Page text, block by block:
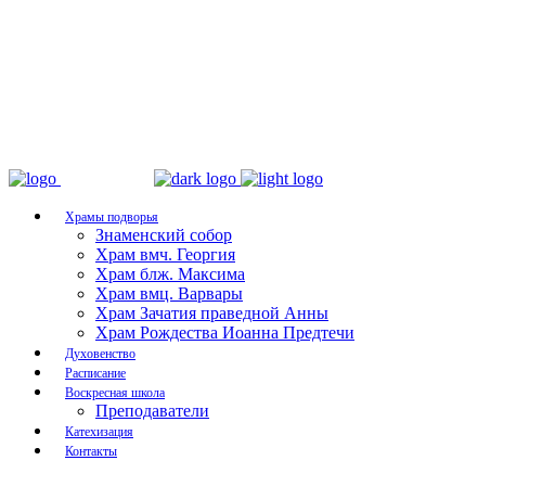
Храмы подворья
Знаменский собор
Храм вмч. Георгия
Храм блж. Максима
Храм вмц. Варвары
Храм Зачатия праведной Анны
Храм Рождества Иоанна Предтечи
Духовенство
Расписание
Воскресная школа
Преподаватели
Катехизация
Контакты